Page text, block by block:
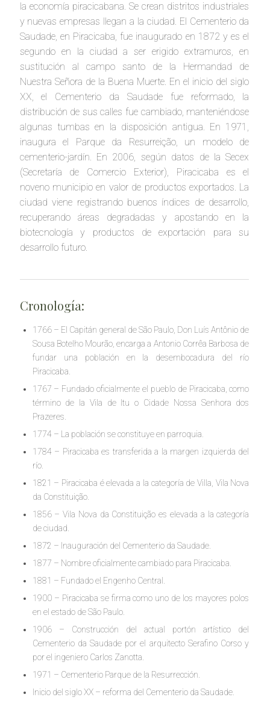
la economía piracicabana. Se crean distritos industriales
y nuevas empresas llegan a la ciudad. El Cementerio da
Saudade, en Piracicaba, fue inaugurado en 1872 y es el
segundo en la ciudad a ser erigido extramuros, en
sustitución al campo santo de la Hermandad de
Nuestra Señora de la Buena Muerte. En el inicio del siglo
XX, el Cementerio da Saudade fue reformado, la
distribución de sus calles fue cambiado, manteniéndose
algunas tumbas en la disposición antigua. En 1971,
inaugura el Parque da Resurreição, un modelo de
cementerio-jardín. En 2006, según datos de la Secex
(Secretaría de Comercio Exterior), Piracicaba es el
noveno municipio en valor de productos exportados. La
ciudad viene registrando buenos índices de desarrollo,
recuperando áreas degradadas y apostando en la
biotecnología y productos de exportación para su
desarrollo futuro.
Cronología:
1766 – El Capitán general de São Paulo, Don Luís Antônio de
Sousa Botelho Mourão, encarga a Antonio Corrêa Barbosa de
fundar una población en la desembocadura del río
Piracicaba.
1767 – Fundado oficialmente el pueblo de Piracicaba, como
término de la Vila de Itu o Cidade Nossa Senhora dos
Prazeres.
1774 – La población se constituye en parroquia.
1784 – Piracicaba es transferida a la margen izquierda del
río.
1821 – Piracicaba é elevada a la categoría de Villa, Vila Nova
da Constituição.
1856 – Vila Nova da Constituição es elevada a la categoría
de ciudad.
1872 – Inauguración del Cementerio da Saudade.
1877 – Nombre oficialmente cambiado para Piracicaba.
1881 – Fundado el Engenho Central.
1900 – Piracicaba se firma como uno de los mayores polos
en el estado de São Paulo.
1906 – Construcción del actual portón artístico del
Cementerio da Saudade por el arquitecto Serafino Corso y
por el ingeniero Carlos Zanotta.
1971 – Cementerio Parque de la Resurrección.
Inicio del siglo XX – reforma del Cementerio da Saudade.